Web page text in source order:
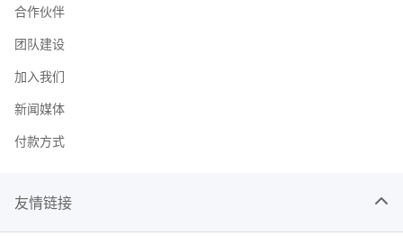
合作伙伴
团队建设
加入我们
新闻媒体
付款方式
友情链接